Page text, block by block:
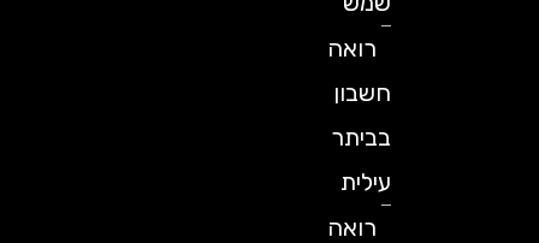
רואה
חשבון
בביתר
עילית
רואה